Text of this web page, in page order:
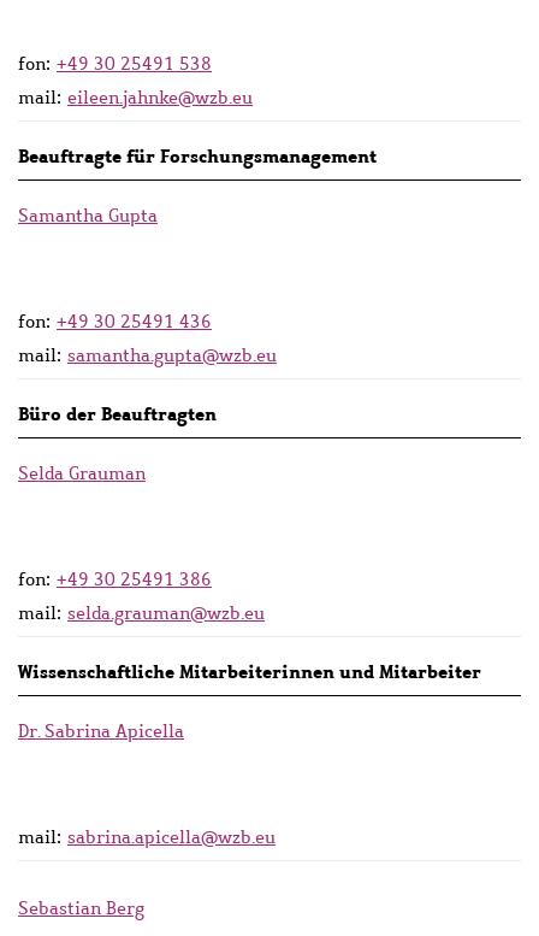
fon: +49 30 25491 538
mail: eileen.jahnke@wzb.eu
Beauftragte für Forschungsmanagement
Samantha Gupta
fon: +49 30 25491 436
mail: samantha.gupta@wzb.eu
Büro der Beauftragten
Selda Grauman
fon: +49 30 25491 386
mail: selda.grauman@wzb.eu
Wissenschaftliche Mitarbeiterinnen und Mitarbeiter
Dr. Sabrina Apicella
mail: sabrina.apicella@wzb.eu
Sebastian Berg